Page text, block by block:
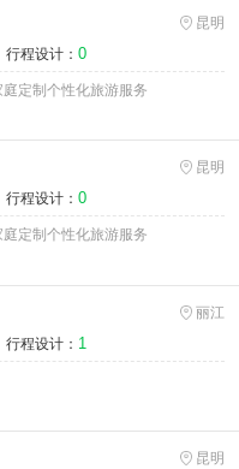
昆明
行程设计： 0
定制个性化旅游服务
昆明
行程设计： 0
定制个性化旅游服务
丽江
行程设计： 1
昆明